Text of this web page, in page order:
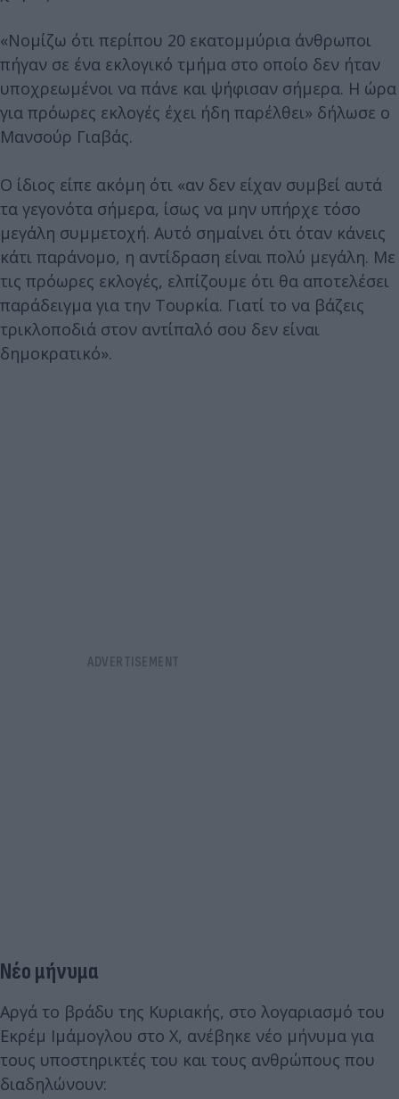
«Νομίζω ότι περίπου 20 εκατομμύρια άνθρωποι
πήγαν σε ένα εκλογικό τμήμα στο οποίο δεν ήταν
υποχρεωμένοι να πάνε και ψήφισαν σήμερα. Η ώρα
για πρόωρες εκλογές έχει ήδη παρέλθει» δήλωσε ο
Μανσούρ Γιαβάς.
Ο ίδιος είπε ακόμη ότι «αν δεν είχαν συμβεί αυτά
τα γεγονότα σήμερα, ίσως να μην υπήρχε τόσο
μεγάλη συμμετοχή. Αυτό σημαίνει ότι όταν κάνεις
κάτι παράνομο, η αντίδραση είναι πολύ μεγάλη. Με
τις πρόωρες εκλογές, ελπίζουμε ότι θα αποτελέσει
παράδειγμα για την Τουρκία. Γιατί το να βάζεις
τρικλοποδιά στον αντίπαλό σου δεν είναι
δημοκρατικό».
Νέο μήνυμα
Αργά το βράδυ της Κυριακής, στο λογαριασμό του
Εκρέμ Ιμάμογλου στο Χ, ανέβηκε νέο μήνυμα για
τους υποστηρικτές του και τους ανθρώπους που
διαδηλώνουν: